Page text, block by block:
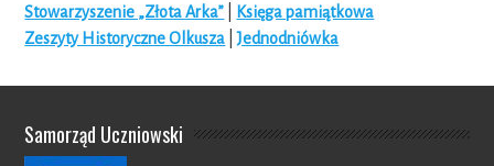
Stowarzyszenie „Złota Arka”
Księga pamiątkowa
Zeszyty Historyczne Olkusza |Jednodniówka
Samorząd Uczniowski